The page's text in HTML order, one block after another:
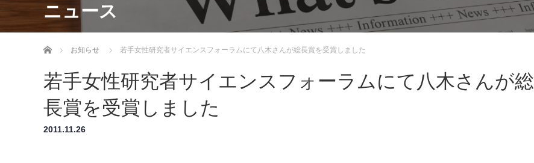
ニュース
ホーム お知らせ 若手女性研究者サイエンスフォーラムにて八木さんが総長賞を受賞しました
若手女性研究者サイエンスフォーラムにて八木さんが総
長賞を受賞しました
2011.11.26